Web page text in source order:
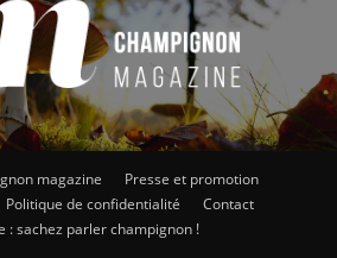
magazine
Presse et promotion
Politique de confidentialité
Contact
: sachez parler champignon !